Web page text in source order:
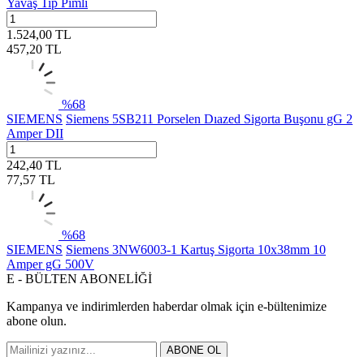
1.524,00 TL
457,20 TL
%68
SIEMENS Siemens 5SB211 Porselen Dıazed Sigorta Buşonu gG 2
Amper DII
242,40 TL
77,57 TL
%68
SIEMENS Siemens 3NW6003-1 Kartuş Sigorta 10x38mm 10
Amper gG 500V
E - BÜLTEN ABONELİĞİ
Kampanya ve indirimlerden haberdar olmak için e-bültenimize
abone olun.
ABONE OL